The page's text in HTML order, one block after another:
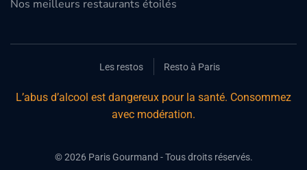
Nos meilleurs restaurants étoilés
Les restos Resto à Paris
L’abus d’alcool est dangereux pour la santé. Consommez
avec modération.
©2026Paris Gourmand - Tous droits réservés.